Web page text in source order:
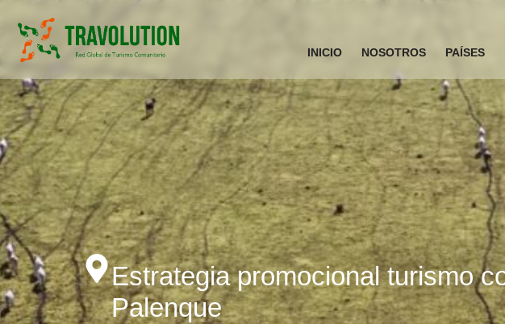
INICIO NOSOTROS PAÍSES
Estrategia promocional turismo
Palenque